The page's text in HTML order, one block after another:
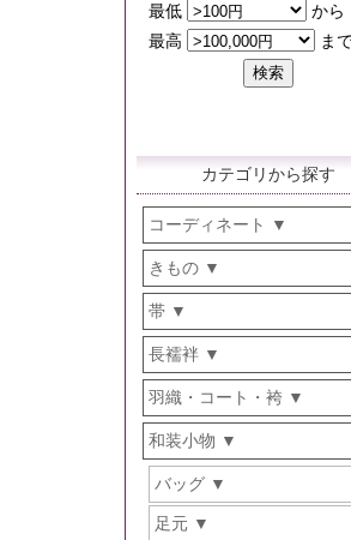
カテゴリから探す
コーディネート
きもの
帯
長襦袢
羽織・コート・袴
和装小物
バッグ
足元